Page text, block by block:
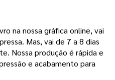
na nossa gráfica online, vai
Mas, vai de 7 a 8 dias
Nossa produção é rápida e
e acabamento para